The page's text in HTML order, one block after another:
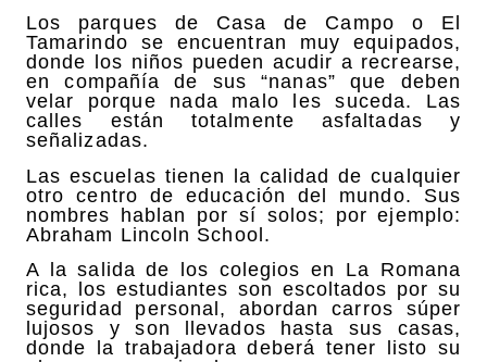
Los parques de Casa de Campo o El
Tamarindo se encuentran muy equipados,
donde los niños pueden acudir a recrearse,
en compañía de sus “nanas” que deben
velar porque nada malo les suceda. Las
calles están totalmente asfaltadas y
señalizadas.
Las escuelas tienen la calidad de cualquier
otro centro de educación del mundo. Sus
nombres hablan por sí solos; por ejemplo:
Abraham Lincoln School.
A la salida de los colegios en La Romana
rica, los estudiantes son escoltados por su
seguridad personal, abordan carros súper
lujosos y son llevados hasta sus casas,
donde la trabajadora deberá tener listo su